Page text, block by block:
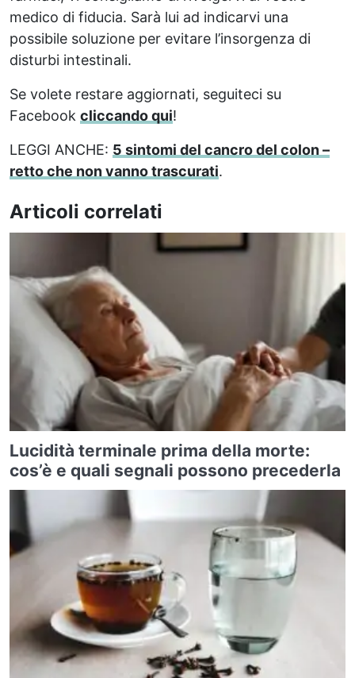
medico di fiducia. Sarà lui ad indicarvi una
possibile soluzione per evitare l’insorgenza di
disturbi intestinali.
Se volete restare aggiornati, seguiteci su
Facebook cliccando qui!
LEGGI ANCHE: 5 sintomi del cancro del colon –
retto che non vanno trascurati.
Articoli correlati
Lucidità terminale prima della morte:
cos’è e quali segnali possono precederla